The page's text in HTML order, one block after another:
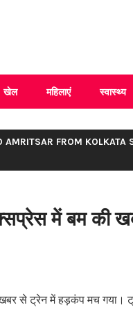
खेल महिलाएं स्वास्थ्य
FROM KOLKATA
में बम की
से ट्रेन में हड़कंप मच गया।